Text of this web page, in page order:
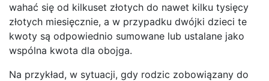
wahać się od kilkuset złotych do nawet kilku tysięcy
złotych miesięcznie, a w przypadku dwójki dzieci te
kwoty są odpowiednio sumowane lub ustalane jako
wspólna kwota dla obojga.
Na przykład, w sytuacji, gdy rodzic zobowiązany do